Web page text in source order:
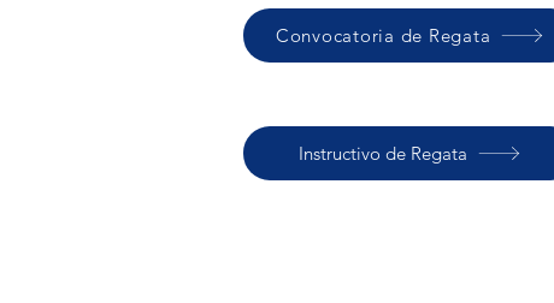
Convocatoria de Regata
Instructivo de Regata